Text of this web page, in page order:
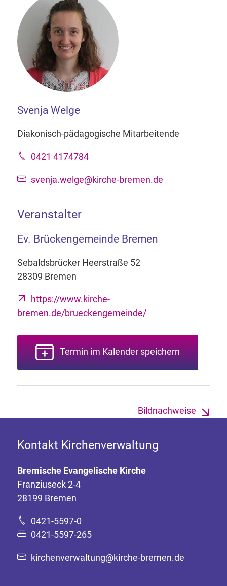
Svenja Welge
Diakonisch-pädagogische Mitarbeitende
0421 4174784
svenja.welge@kirche-bremen.de
Veranstalter
Ev. Brückengemeinde Bremen
Sebaldsbrücker Heerstraße 52
28309 Bremen
https://www.kirche-
bremen.de/brueckengemeinde/
Termin im Kalender speichern
Bildnachweise
Kontakt Kirchenverwaltung
Bremische Evangelische Kirche
Franziuseck 2-4
28199 Bremen
0421-5597-0
0421-5597-265
kirchenverwaltung@kirche-bremen.de